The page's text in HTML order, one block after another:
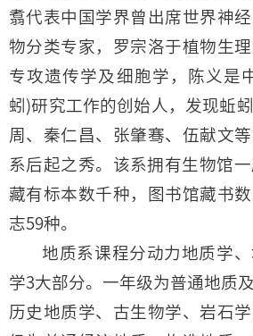
翥代表中国学界曾出席世界神
物分类专家，罗宗洛于植物生理
专攻遗传学及细胞学，陈义是
蚓)研究工作的创始人，发现蚯
周、秦仁昌、张肇骞、伍献文
系后起之秀。该系拥有生物馆一
藏有标本数千种，图书馆藏书
志59种。
地质系课程分动力地质学
学3大部分。一年级为普通地质
历史地质学、古生物学、岩石